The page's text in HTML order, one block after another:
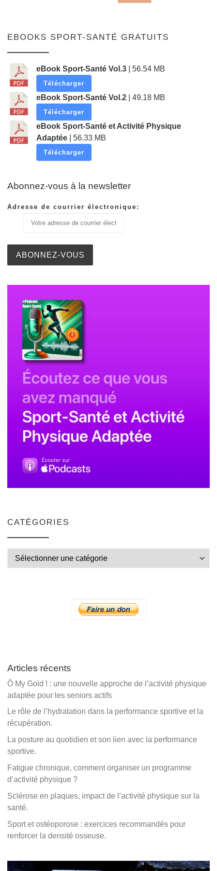
EBOOKS SPORT-SANTÉ GRATUITS
eBook Sport-Santé Vol.3 | 56.54 MB
Télécharger
eBook Sport-Santé Vol.2 | 49.18 MB
Télécharger
eBook Sport-Santé et Activité Physique
Adaptée | 56.33 MB
Télécharger
Abonnez-vous à la newsletter
Adresse de courrier électronique:
CATÉGORIES
Articles récents
Ô My Gold ! : une nouvelle approche de l’activité physique
adaptée pour les seniors actifs
Le rôle de l’hydratation dans la performance sportive et la
récupération.
La posture au quotidien et son lien avec la performance
sportive.
Fatigue chronique, comment organiser un programme
d’activité physique ?
Sclérose en plaques, impact de l’activité physique sur la
santé.
Sport et ostéoporose : exercices recommandés pour
renforcer la densité osseuse.